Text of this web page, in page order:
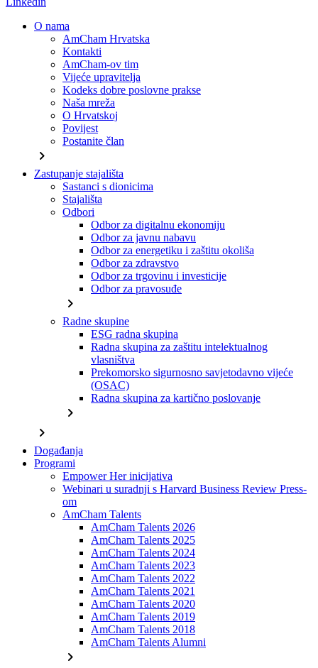
O nama
AmCham Hrvatska
Kontakti
AmCham-ov tim
Vijeće upravitelja
Kodeks dobre poslovne prakse
Naša mreža
O Hrvatskoj
Povijest
Postanite član
chevron_right
Zastupanje stajališta
Sastanci s dionicima
Stajališta
Odbori
Odbor za digitalnu ekonomiju
Odbor za javnu nabavu
Odbor za energetiku i zaštitu okoliša
Odbor za zdravstvo
Odbor za trgovinu i investicije
Odbor za pravosuđe
chevron_right
Radne skupine
ESG radna skupina
Radna skupina za zaštitu intelektualnog
vlasništva
Prekomorsko sigurnosno savjetodavno vijeće
(OSAC)
Radna skupina za kartično poslovanje
chevron_right
chevron_right
Događanja
Programi
Empower Her inicijativa
Webinari u suradnji s Harvard Business Review Press-
om
AmCham Talents
AmCham Talents 2026
AmCham Talents 2025
AmCham Talents 2024
AmCham Talents 2023
AmCham Talents 2022
AmCham Talents 2021
AmCham Talents 2020
AmCham Talents 2019
AmCham Talents 2018
AmCham Talents Alumni
chevron_right